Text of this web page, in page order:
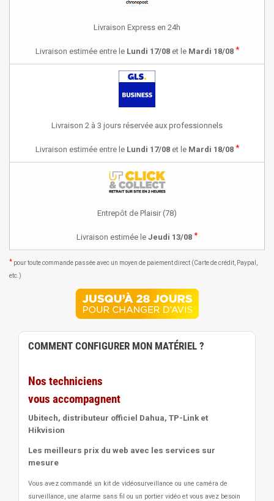
Livraison Express en 24h
Livraison estimée entre le Lundi 17/08et le Mardi 18/08 *
Livraison 2 à 3 jours réservée aux professionnels
Livraison estimée entre le Lundi 17/08et le Mardi 18/08 *
Entrepôt de Plaisir (78)
Livraison estimée le Jeudi 13/08 *
* pour toute commande passée avec un moyen de paiement direct (Carte de crédit, Paypal,
etc.)
COMMENT CONFIGURER MON MATÉRIEL ?
Nos techniciens
vous accompagnent
Ubitech, distributeur officiel Dahua, TP-Link et
Hikvision
Les meilleurs prix du web avec les services sur
mesure
Vous avez commandé un kit de vidéosurveillance ou une caméra de
surveillance, une alarme sans fil ou un portier vidéo et vous avez besoin